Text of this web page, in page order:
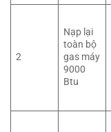
2
Nạp lại
toàn bộ
gas máy
9000
Btu